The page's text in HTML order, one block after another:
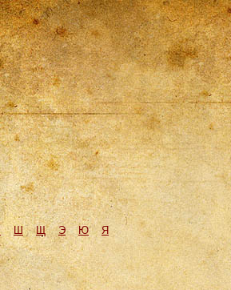
Ш Щ Э Ю Я